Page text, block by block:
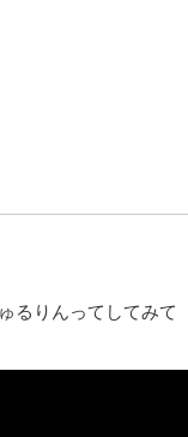
るりんってしてみて